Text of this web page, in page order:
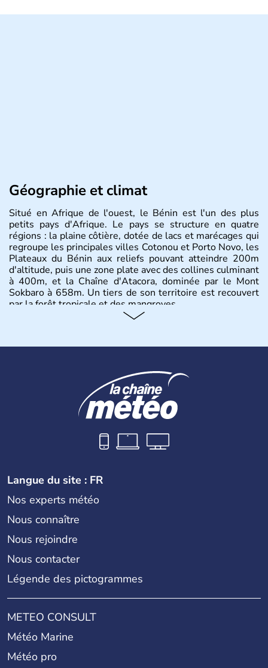
Géographie et climat
Situé en Afrique de l'ouest, le Bénin est l'un des plus
petits pays d'Afrique. Le pays se structure en quatre
régions : la plaine côtière, dotée de lacs et marécages qui
regroupe les principales villes Cotonou et Porto Novo, les
Plateaux du Bénin aux reliefs pouvant atteindre 200m
d'altitude, puis une zone plate avec des collines culminant
à 400m, et la Chaîne d'Atacora, dominée par le Mont
Sokbaro à 658m. Un tiers de son territoire est recouvert
par la forêt tropicale et des mangroves.
Langue du site : FR
Nos experts météo
Nous connaître
Nous rejoindre
Nous contacter
Légende des pictogrammes
METEO CONSULT
Météo Marine
Météo pro